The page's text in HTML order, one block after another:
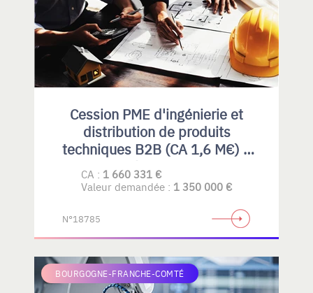
Cession PME d'ingénierie et
distribution de produits
techniques B2B (CA 1,6 M€) –
Rhône-Alpes
CA : 1 660 331 €
Valeur demandée : 1 350 000 €
N°18785
BOURGOGNE-FRANCHE-COMTÉ